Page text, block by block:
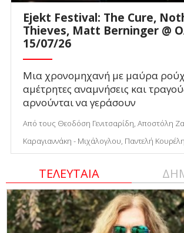
Ejekt Festival: The Cure,
Thieves, Matt Berninger @
15/07/26
Μια χρονομηχανή με μαύρα
αμέτρητες αναμνήσεις και
αρνούνται να γεράσουν
Από τους Θεοδόση Γενιτσαρίδη, Αποστόλη
Καραγιαννάκη - Μιχάλογλου, Παντελή
ΤΕΛΕΥΤΑΙΑ